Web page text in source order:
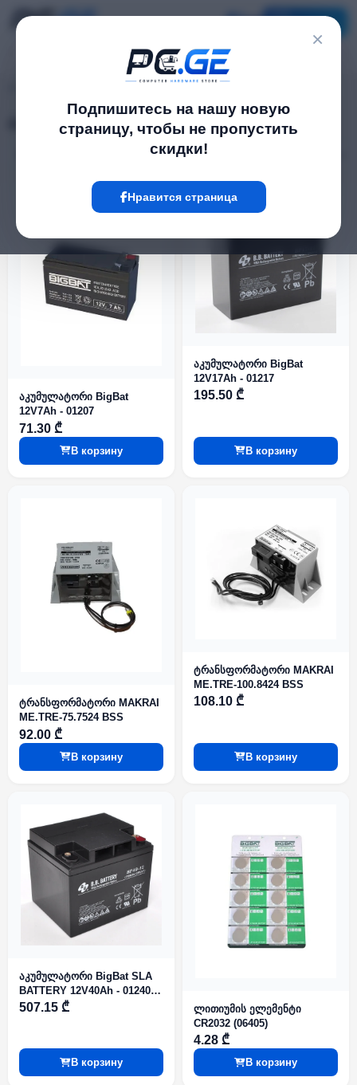
×
Подпишитесь на нашу новую
страницу, чтобы не пропустить
скидки!
Нравится страница
Аккумуляторы
24 Товар
აკუმულატორი BigBat
12V7Ah - 01207
71.30 ₾
В корзину
აკუმულატორი BigBat
12V17Ah - 01217
195.50 ₾
В корзину
ტრანსფორმატორი MAKRAI
ME.TRE-75.7524 BSS
92.00 ₾
В корзину
ტრანსფორმატორი MAKRAI
ME.TRE-100.8424 BSS
108.10 ₾
В корзину
აკუმულატორი BigBat SLA
BATTERY 12V40Ah - 01240
(05744)
507.15 ₾
В корзину
ლითიუმის ელემენტი
CR2032 (06405)
4.28 ₾
В корзину